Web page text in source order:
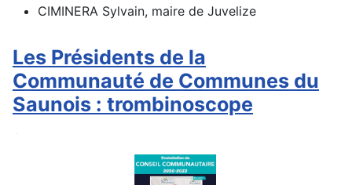
CIMINERA Sylvain, maire de Juvelize
Les Présidents de la
Communauté de Communes du
Saunois : trombinoscope